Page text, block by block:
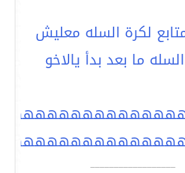
لكرة السله معليش
ما بعد بدأ يالاخو
__________________